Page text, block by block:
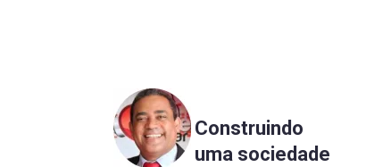
Construindo
uma sociedade